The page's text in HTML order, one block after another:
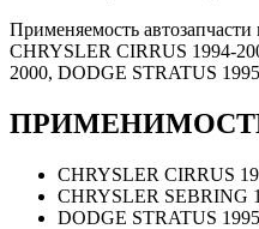
Применяемость
CHRYSLER CIRRUS 1994-
2000, DODGE STRATUS
CHRYSLER CIRRUS
CHRYSLER SEBRING
DODGE STRATUS